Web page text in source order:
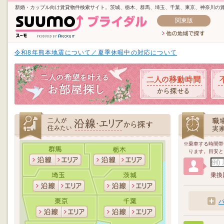
新婚・カップル向け賃貸物件検索サイト。茨城、栃木、群馬、埼玉、千葉、東京、神奈川の
関東版
令和8年熊本地震について／夏季休暇中の対応について
乗車する時間
ります。目安
乗換